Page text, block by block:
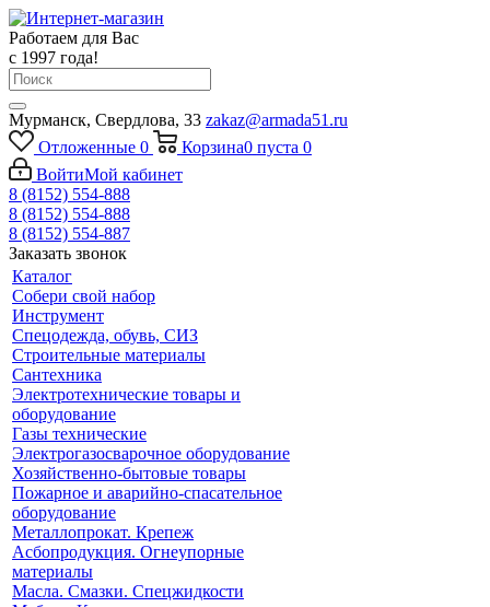
Работаем для Вас
с 1997 года!
Мурманск, Свердлова, 33 zakaz@armada51.ru
Отложенные 0 Корзина0 пуста 0
ВойтиМой кабинет
8 (8152) 554-888
8 (8152) 554-888
8 (8152) 554-887
Заказать звонок
Каталог
Собери свой набор
Инструмент
Спецодежда, обувь, СИЗ
Строительные материалы
Сантехника
Электротехнические товары и
оборудование
Газы технические
Электрогазосварочное оборудование
Хозяйственно-бытовые товары
Пожарное и аварийно-спасательное
оборудование
Металлопрокат. Крепеж
Асбопродукция. Огнеупорные
материалы
Масла. Смазки. Спецжидкости